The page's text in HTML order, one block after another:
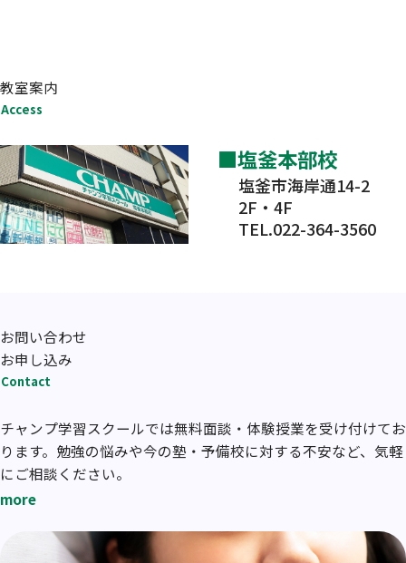
教室案内
Access
塩釜本部校
塩釜市海岸通14-2
2F・4F
TEL.022-364-3560
お問い合わせ
お申し込み
Contact
チャンプ学習スクールでは無料面談・体験授業を受け付けてお
ります。勉強の悩みや今の塾・予備校に対する不安など、気軽
にご相談ください。
more